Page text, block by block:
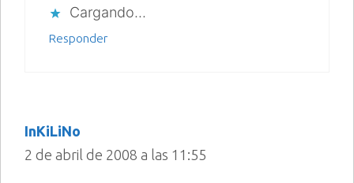
Cargando...
Responder
InKiLiNo
2 de abril de 2008 a las 11:55